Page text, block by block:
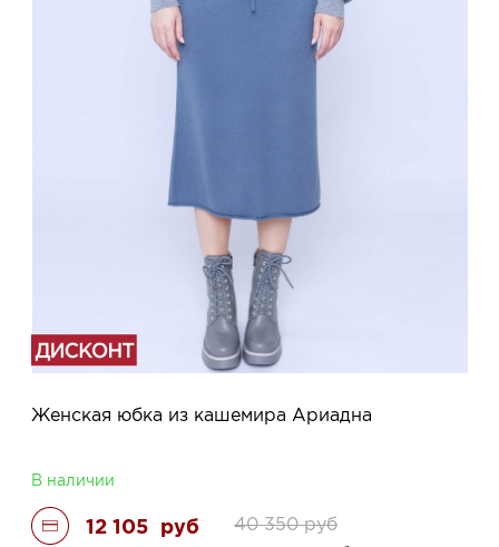
Женская юбка из кашемира Ариадна
В наличии
12 105 руб 40 350 руб